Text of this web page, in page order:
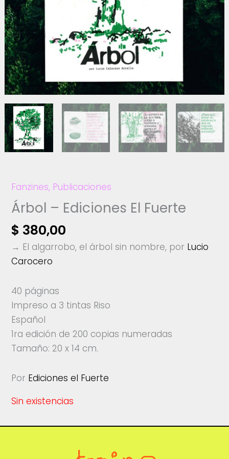
Fanzines, Publicaciones
Árbol – Ediciones El Fuerte
$ 380,00
→ El algarrobo, el árbol sin nombre, por Lucio
Carocero
40 páginas
Impreso a 3 tintas Riso
Español
1ra edición de 200 copias numeradas
Tamaño: 20 x 14 cm.
Por Ediciones el Fuerte
Sin existencias